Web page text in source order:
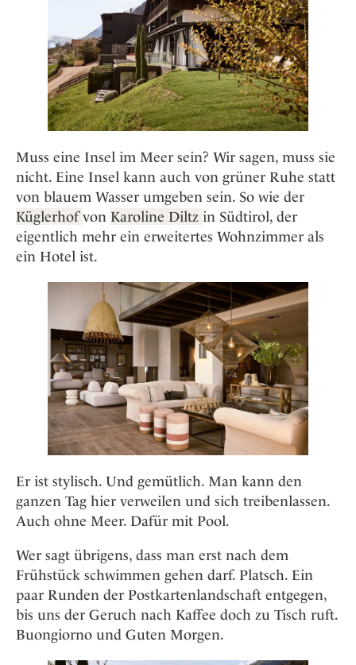
Niederlande
Österreich
Portugal
Schweden
Schweiz
USA
Persönlichkeiten
Career
Impressum
Adventkalender
Muss eine Insel im Meer sein? Wir sagen, muss sie
nicht. Eine Insel kann auch von grüner Ruhe statt
von blauem Wasser umgeben sein. So wie der
Küglerhofvon Karoline Diltz in Südtirol, der
eigentlich mehr ein erweitertes Wohnzimmer als
ein Hotel ist.
Er ist stylisch. Und gemütlich. Man kann den
ganzen Tag hier verweilen und sich treibenlassen.
Auch ohne Meer. Dafür mit Pool.
Wer sagt übrigens, dass man erst nach dem
Frühstück schwimmen gehen darf. Platsch. Ein
paar Runden der Postkartenlandschaft entgegen,
bis uns der Geruch nach Kaffee doch zu Tisch ruft.
Buongiorno und Guten Morgen.